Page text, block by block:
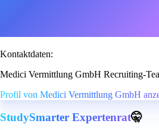
Kontaktdaten:
Medici Vermittlung GmbH Recruiting-
Profil von Medici Vermittlung GmbH
StudySmarter Expertenrat🤫